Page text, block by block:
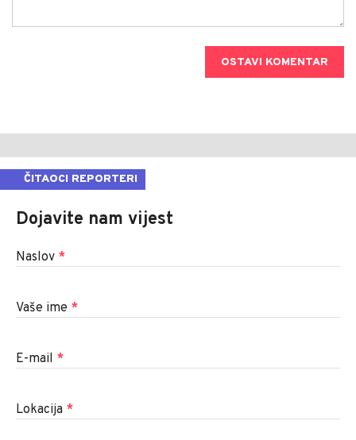
OSTAVI KOMENTAR
ČITAOCI REPORTERI
Dojavite nam vijest
Naslov *
Vaše ime *
E-mail *
Lokacija *